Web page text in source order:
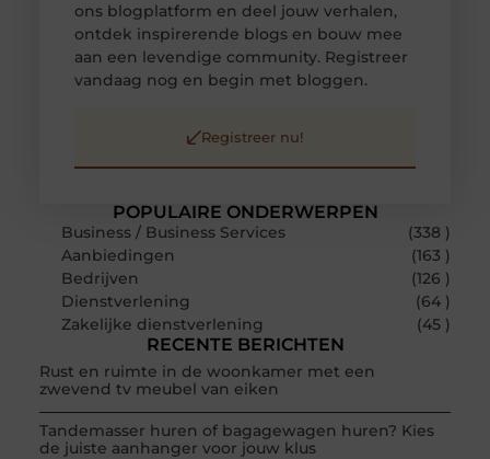
POPULAIRE ONDERWERPEN
Business / Business Services
(338 )
Aanbiedingen
(163 )
Bedrijven
(126 )
Dienstverlening
(64 )
Zakelijke dienstverlening
(45 )
RECENTE BERICHTEN
Rust en ruimte in de woonkamer met een
zwevend tv meubel van eiken
Tandemasser huren of bagagewagen huren? Kies
de juiste aanhanger voor jouw klus
ons blogplatform en deel jouw verhalen,
ontdek inspirerende blogs en bouw mee
aan een levendige community. Registreer
vandaag nog en begin met bloggen.
Registreer nu!